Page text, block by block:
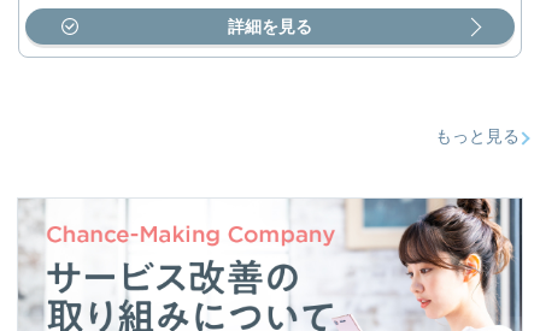
詳細を見る
もっと見る